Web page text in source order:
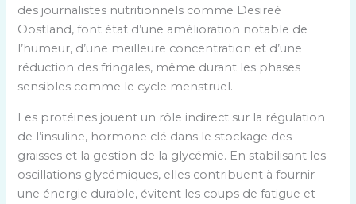
des journalistes nutritionnels comme Desireé
Oostland, font état d’une amélioration notable de
l’humeur, d’une meilleure concentration et d’une
réduction des fringales, même durant les phases
sensibles comme le cycle menstruel.
Les protéines jouent un rôle indirect sur la régulation
de l’insuline, hormone clé dans le stockage des
graisses et la gestion de la glycémie. En stabilisant les
oscillations glycémiques, elles contribuent à fournir
une énergie durable, évitent les coups de fatigue et